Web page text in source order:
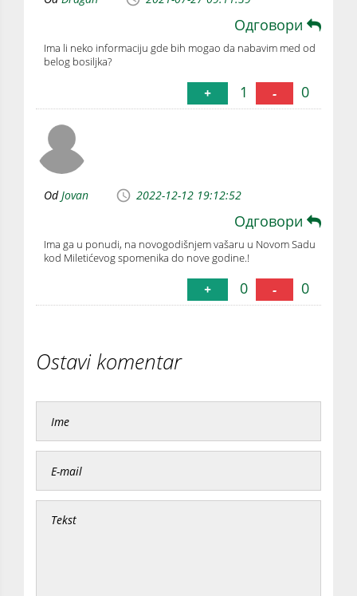
Одговори
Ima li neko informaciju gde bih mogao da nabavim med od
belog bosiljka?
+ 1 - 0
OdJovan 2022-12-12 19:12:52
Одговори
Ima ga u ponudi, na novogodišnjem vašaru u Novom Sadu
kod Miletićevog spomenika do nove godine.!
+ 0 - 0
Ostavi komentar